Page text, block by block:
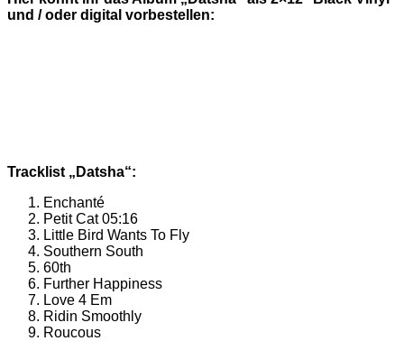
und / oder digital vorbestellen:
Tracklist „Datsha“:
Enchanté
Petit Cat 05:16
Little Bird Wants To Fly
Southern South
60th
Further Happiness
Love 4 Em
Ridin Smoothly
Roucous